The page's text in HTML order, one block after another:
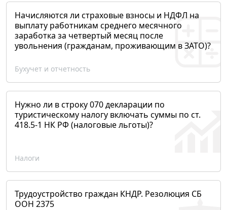
Начисляются ли страховые взносы и НДФЛ на
выплату работникам среднего месячного
заработка за четвертый месяц после
увольнения (гражданам, проживающим в ЗАТО)?
Бухучет и отчетность
Нужно ли в строку 070 декларации по
туристическому налогу включать суммы по ст.
418.5-1 НК РФ (налоговые льготы)?
Налоги
Трудоустройство граждан КНДР. Резолюция СБ
ООН 2375